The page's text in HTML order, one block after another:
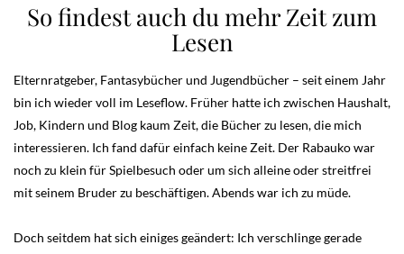
So findest auch du mehr Zeit zum
Lesen
Elternratgeber, Fantasybücher und Jugendbücher – seit einem Jahr
bin ich wieder voll im Leseflow. Früher hatte ich zwischen Haushalt,
Job, Kindern und Blog kaum Zeit, die Bücher zu lesen, die mich
interessieren. Ich fand dafür einfach keine Zeit. Der Rabauko war
noch zu klein für Spielbesuch oder um sich alleine oder streitfrei
mit seinem Bruder zu beschäftigen. Abends war ich zu müde.
Doch seitdem hat sich einiges geändert: Ich verschlinge gerade